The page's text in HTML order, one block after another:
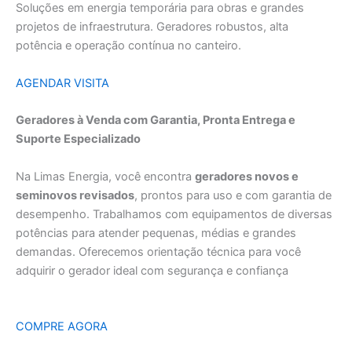
Soluções em energia temporária para obras e grandes
projetos de infraestrutura. Geradores robustos, alta
potência e operação contínua no canteiro.
AGENDAR VISITA
Geradores à Venda com Garantia, Pronta Entrega e
Suporte Especializado
Na Limas Energia, você encontra geradores novos e
seminovos revisados, prontos para uso e com garantia de
desempenho. Trabalhamos com equipamentos de diversas
potências para atender pequenas, médias e grandes
demandas. Oferecemos orientação técnica para você
adquirir o gerador ideal com segurança e confiança
COMPRE AGORA